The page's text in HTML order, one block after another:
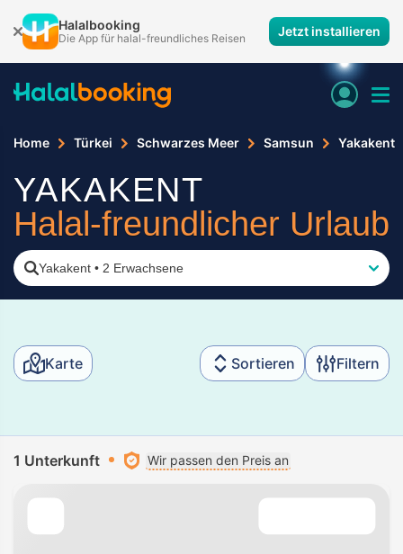
Halalbooking
Die App für halal-freundliches Reisen Jetzt installieren
Home Türkei Schwarzes Meer Samsun Yakakent
YAKAKENT
Halal-freundlicher Urlaub
Yakakent • 2 Erwachsene
Karte Sortieren Filtern
1 Unterkunft Wir passen den Preis an